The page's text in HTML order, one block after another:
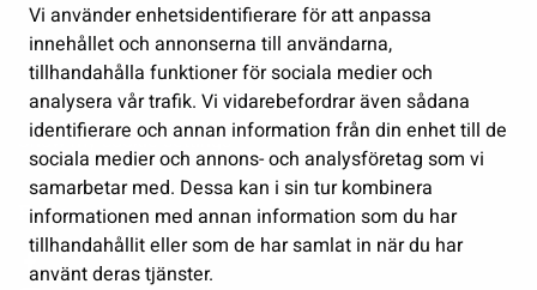
Vi använder enhetsidentifierare för att anpassa
innehållet och annonserna till användarna,
tillhandahålla funktioner för sociala medier och
analysera vår trafik. Vi vidarebefordrar även sådana
identifierare och annan information från din enhet till de
sociala medier och annons- och analysföretag som vi
samarbetar med. Dessa kan i sin tur kombinera
informationen med annan information som du har
tillhandahållit eller som de har samlat in när du har
använt deras tjänster.
Förvaltning
Jobb och företagsamhet
Delta och sköt ärenden
Show my cookie settings
Follow us